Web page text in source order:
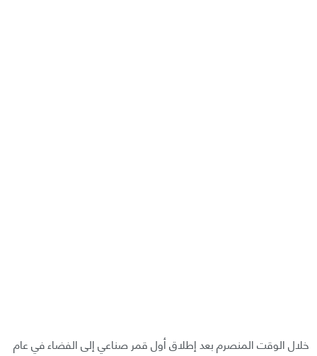
خلال الوقت المنصرم بعد إطلاق أول قمر صناعي إلى الفضاء في عام